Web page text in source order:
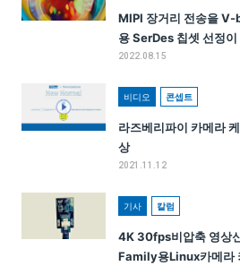
MIPI 장거리 전송을
용 SerDes 칩셋 선정
2022.08.15
비디오 콘셉트
라즈베리파이 카메라
상
2021.11.12
기사 칼럼
4K 30fps비압축 영상
Family용Linux카메라